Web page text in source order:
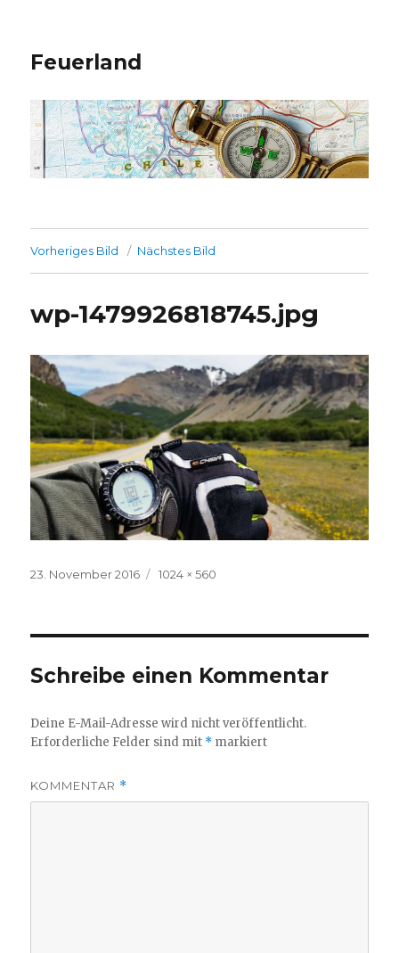
Feuerland
Vorheriges Bild Nächstes Bild
wp-1479926818745.jpg
Veröffentlicht
23. November 2016
Volle
1024 × 560
Schreibe einen Kommentar
Deine E-Mail-Adresse wird nicht veröffentlicht.
Erforderliche Felder sind mit * markiert
KOMMENTAR *